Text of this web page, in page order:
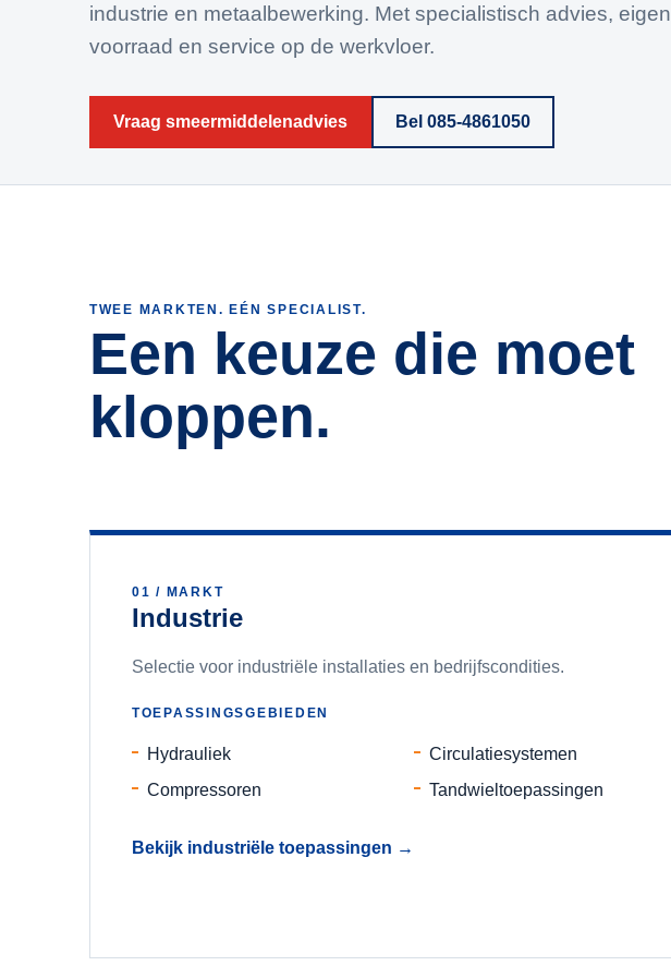
industrie en metaalbewerking. Met specialistisch advies, eigen
voorraad en service op de werkvloer.
Vraag smeermiddelenadvies Bel 085-4861050
TWEE MARKTEN. EÉN SPECIALIST.
Een keuze die moet
kloppen.
01 / MARKT
Industrie
Selectie voor industriële installaties en bedrijfscondities.
TOEPASSINGSGEBIEDEN
Hydrauliek
Circulatiesystemen
Compressoren
Tandwieltoepassingen
Bekijk industriële toepassingen →